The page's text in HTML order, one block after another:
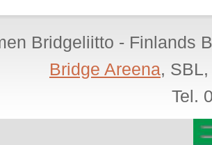
Bridgeliitto - Finlands
Bridge Areena,
Tel.